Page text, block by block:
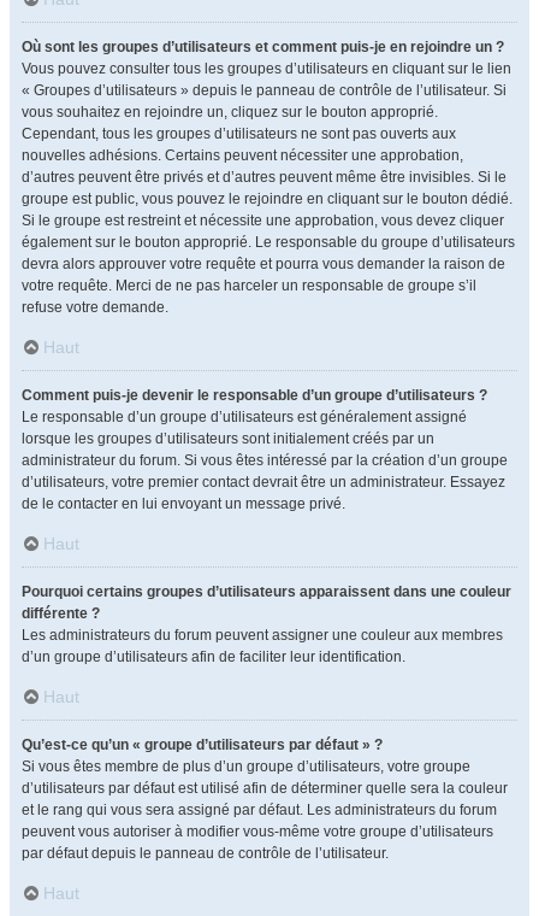
Où sont les groupes d’utilisateurs et comment puis-je en rejoindre un ?
Vous pouvez consulter tous les groupes d’utilisateurs en cliquant sur le lien
« Groupes d’utilisateurs » depuis le panneau de contrôle de l’utilisateur. Si
vous souhaitez en rejoindre un, cliquez sur le bouton approprié.
Cependant, tous les groupes d’utilisateurs ne sont pas ouverts aux
nouvelles adhésions. Certains peuvent nécessiter une approbation,
d’autres peuvent être privés et d’autres peuvent même être invisibles. Si le
groupe est public, vous pouvez le rejoindre en cliquant sur le bouton dédié.
Si le groupe est restreint et nécessite une approbation, vous devez cliquer
également sur le bouton approprié. Le responsable du groupe d’utilisateurs
devra alors approuver votre requête et pourra vous demander la raison de
votre requête. Merci de ne pas harceler un responsable de groupe s’il
refuse votre demande.
Haut
Comment puis-je devenir le responsable d’un groupe d’utilisateurs ?
Le responsable d’un groupe d’utilisateurs est généralement assigné
lorsque les groupes d’utilisateurs sont initialement créés par un
administrateur du forum. Si vous êtes intéressé par la création d’un groupe
d’utilisateurs, votre premier contact devrait être un administrateur. Essayez
de le contacter en lui envoyant un message privé.
Haut
Pourquoi certains groupes d’utilisateurs apparaissent dans une couleur
différente ?
Les administrateurs du forum peuvent assigner une couleur aux membres
d’un groupe d’utilisateurs afin de faciliter leur identification.
Haut
Qu’est-ce qu’un « groupe d’utilisateurs par défaut » ?
Si vous êtes membre de plus d’un groupe d’utilisateurs, votre groupe
d’utilisateurs par défaut est utilisé afin de déterminer quelle sera la couleur
et le rang qui vous sera assigné par défaut. Les administrateurs du forum
peuvent vous autoriser à modifier vous-même votre groupe d’utilisateurs
par défaut depuis le panneau de contrôle de l’utilisateur.
Haut